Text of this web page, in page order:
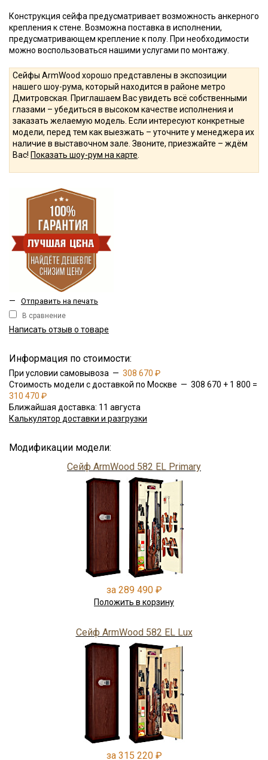
Конструкция сейфа предусматривает возможность анкерного
крепления к стене. Возможна поставка в исполнении,
предусматривающем крепление к полу. При необходимости
можно воспользоваться нашими услугами по монтажу.
Сейфы ArmWood хорошо представлены в экспозиции
нашего шоу-рума, который находится в районе метро
Дмитровская. Приглашаем Вас увидеть всё собственными
глазами – убедиться в высоком качестве исполнения и
заказать желаемую модель. Если интересуют конкретные
модели, перед тем как выезжать – уточните у менеджера их
наличие в выставочном зале. Звоните, приезжайте – ждём
Вас! Показать шоу-рум на карте
— Отправить на печать
В сравнение
Написать отзыв о товаре
Информация по стоимости:
При условии самовывоза — 308 670 ₽
Стоимость модели с доставкой по Москве — 308 670 + 1 800 =
310 470 ₽
Ближайшая доставка: 11 августа
Калькулятор доставки и разгрузки
Модификации модели:
Сейф ArmWood 582 EL Primary
за 289 490 ₽
Положить в корзину
Сейф ArmWood 582 EL Lux
за 315 220 ₽